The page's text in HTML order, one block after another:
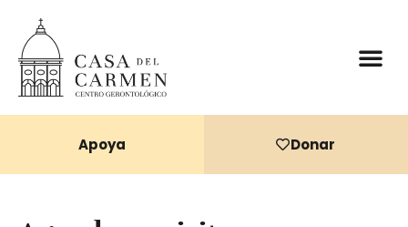
Apoya Donar